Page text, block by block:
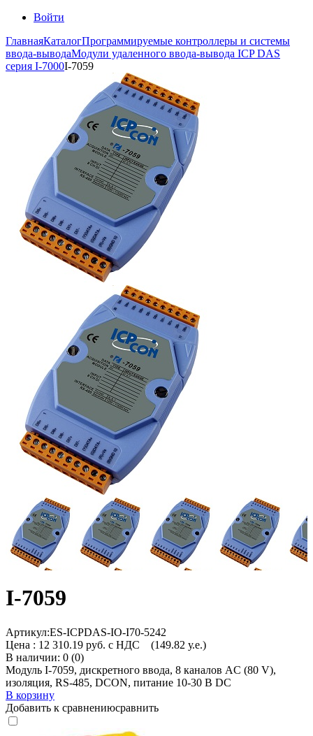
Войти
ГлавнаяКаталогПрограммируемые контроллеры и системы
ввода-выводаМодули удаленного ввода-вывода ICP DAS
серия I-7000I-7059
I-7059
Артикул:ES-ICPDAS-IO-I70-5242
Цена : 12 310.19 руб. с НДС (149.82 у.е.)
В наличии: 0 (0)
Модуль I-7059, дискретного ввода, 8 каналов AC (80 V),
изоляция, RS-485, DCON, питание 10-30 В DC
В корзину
Добавить к сравнениюсравнить